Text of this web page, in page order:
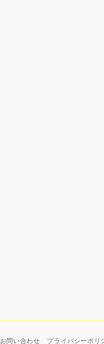
お問い合わせ プライバシーポリ